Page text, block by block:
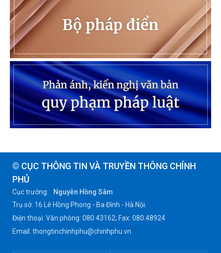
© CỤC THÔNG TIN VÀ TRUYỀN THÔNG CHÍNH
PHỦ
Cục trưởng:
Nguyễn Hồng Sâm
Trụ sở: 16 Lê Hồng Phong - Ba Đình - Hà Nội.
Điện thoại: Văn phòng: 080 43162; Fax: 080.48924
Email: thongtinchinhphu@chinhphu.vn